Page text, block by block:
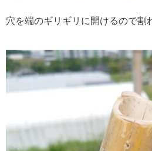
穴を端のギリギリに開けるので割